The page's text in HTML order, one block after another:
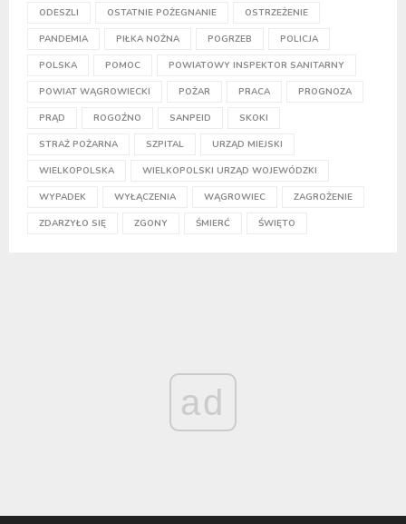
ODESZLI OSTATNIE POŻEGNANIE OSTRZEŻENIE
PANDEMIA PIŁKA NOŻNA POGRZEB POLICJA
POLSKA POMOC POWIATOWY INSPEKTOR SANITARNY
POWIAT WĄGROWIECKI POŻAR PRACA PROGNOZA
PRĄD ROGOŹNO SANPEID SKOKI
STRAŻ POŻARNA SZPITAL URZĄD MIEJSKI
WIELKOPOLSKA WIELKOPOLSKI URZĄD WOJEWÓDZKI
WYPADEK WYŁĄCZENIA WĄGROWIEC ZAGROŻENIE
ZDARZYŁO SIĘ ZGONY ŚMIERĆ ŚWIĘTO
ad